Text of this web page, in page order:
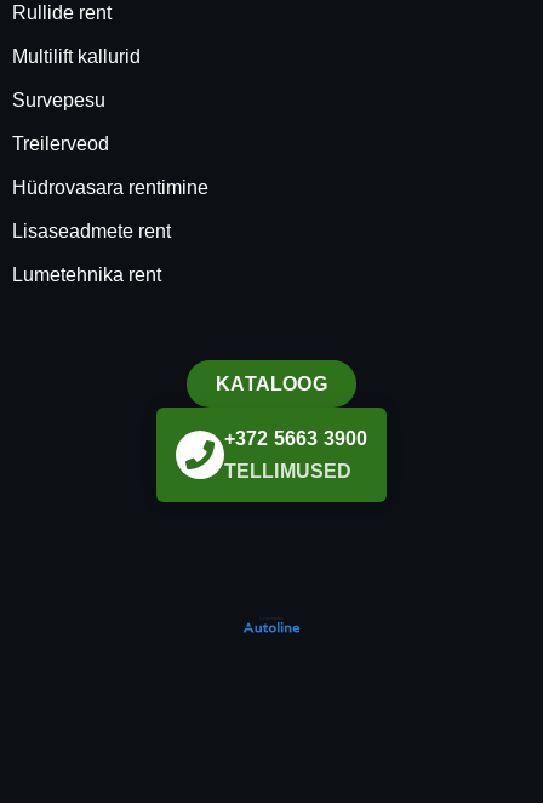
Rullide rent
Multilift kallurid
Survepesu
Treilerveod
Hüdrovasara rentimine
Lisaseadmete rent
Lumetehnika rent
KATALOOG
+372 5663 3900
TELLIMUSED